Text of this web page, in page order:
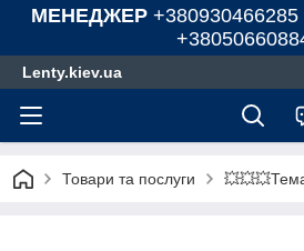
МЕНЕДЖЕР +380930466285
Lenty.kiev.ua
Товари та послуги